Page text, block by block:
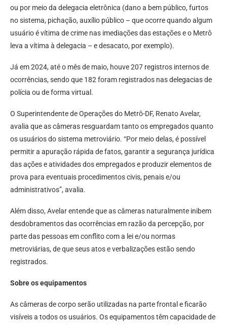
ou por meio da delegacia eletrônica (dano a bem público, furtos
no sistema, pichação, auxílio público – que ocorre quando algum
usuário é vítima de crime nas imediações das estações e o Metrô
leva a vítima à delegacia – e desacato, por exemplo).
Já em 2024, até o mês de maio, houve 207 registros internos de
ocorrências, sendo que 182 foram registrados nas delegacias de
polícia ou de forma virtual.
O Superintendente de Operações do Metrô-DF, Renato Avelar,
avalia que as câmeras resguardam tanto os empregados quanto
os usuários do sistema metroviário. “Por meio delas, é possível
permitir a apuração rápida de fatos, garantir a segurança jurídica
das ações e atividades dos empregados e produzir elementos de
prova para eventuais procedimentos civis, penais e/ou
administrativos”, avalia.
Além disso, Avelar entende que as câmeras naturalmente inibem
desdobramentos das ocorrências em razão da percepção, por
parte das pessoas em conflito com a lei e/ou normas
metroviárias, de que seus atos e verbalizações estão sendo
registrados.
Sobre os equipamentos
As câmeras de corpo serão utilizadas na parte frontal e ficarão
visíveis a todos os usuários. Os equipamentos têm capacidade de